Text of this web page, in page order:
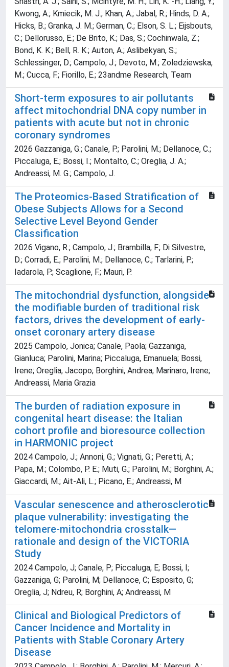
Kwong, A.; Kmiecik, M. J.; Khan, A.; Jabal, R.; Hinds, D. A.;
Hicks, B.; Granka, J. M.; German, C.; Elson, S. L.; Eijsbouts,
C.; Dellorusso, E.; De Brito, K.; Das, S.; Cochinwala, Z.;
Bond, K. K.; Bell, R. K.; Auton, A.; Aslibekyan, S.;
Schlessinger, D.; Campolo, J.; Devoto, M.; Zoledziewska,
M.; Cucca, F.; Fiorillo, E.; 23andme Research, Team
Short-term exposures to air pollutants
affect mitochondrial DNA copy number in
patients with acute but not in chronic
coronary syndromes
2026 Gazzaniga, G.; Canale, P.; Parolini, M.; Dellanoce, C.;
Piccaluga, E.; Bossi, I.; Montalto, C.; Oreglia, J. A.;
Andreassi, M. G.; Campolo, J.
The Proteomics-Based Stratification of
Obese Subjects Allows for a Second
Selective Level Beyond Gender
Classification
2026 Vigano, R.; Campolo, J.; Brambilla, F.; Di Silvestre,
D.; Corradi, E.; Parolini, M.; Dellanoce, C.; Tarlarini, P.;
Iadarola, P.; Scaglione, F.; Mauri, P.
The mitochondrial dysfunction, alongside
the modifiable burden of traditional risk
factors, drives the development of early-
onset coronary artery disease
2025 Campolo, Jonica; Canale, Paola; Gazzaniga,
Gianluca; Parolini, Marina; Piccaluga, Emanuela; Bossi,
Irene; Oreglia, Jacopo; Borghini, Andrea; Marinaro, Irene;
Andreassi, Maria Grazia
The burden of radiation exposure in
congenital heart disease: the Italian
cohort profile and bioresource collection
in HARMONIC project
2024 Campolo, J.; Annoni, G.; Vignati, G.; Peretti, A.;
Papa, M.; Colombo, P. E.; Muti, G.; Parolini, M.; Borghini, A.;
Giaccardi, M.; Ait-Ali, L.; Picano, E.; Andreassi, M
Vascular senescence and atherosclerotic
plaque vulnerability: investigating the
telomere-mitochondria crosstalk—
rationale and design of the VICTORIA
Study
2024 Campolo, J; Canale, P; Piccaluga, E; Bossi, I;
Gazzaniga, G; Parolini, M; Dellanoce, C; Esposito, G;
Oreglia, J; Ndreu, R; Borghini, A; Andreassi, M
Clinical and Biological Predictors of
Cancer Incidence and Mortality in
Patients with Stable Coronary Artery
Disease